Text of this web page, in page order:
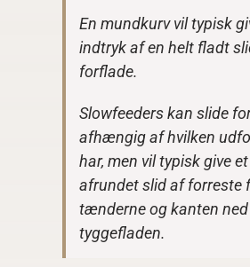
En mundkurv vil typisk
indtryk af en helt fladt
forflade.
Slowfeeders kan slide
afhængig af hvilken
har, men vil typisk give
afrundet slid af forreste
tænderne og kanten
tyggefladen.